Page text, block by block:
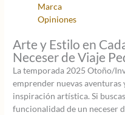
Marca
Opiniones
Arte y Estilo en
Neceser de Viaje
La temporada 2025 Otoño/
emprender nuevas
inspiración artística. Si
funcionalidad de un neceser